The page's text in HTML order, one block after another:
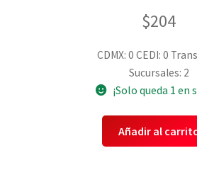
$204
CDMX: 0 CEDI: 0
Sucursales: 2
¡Solo queda 1 en
Añadir al